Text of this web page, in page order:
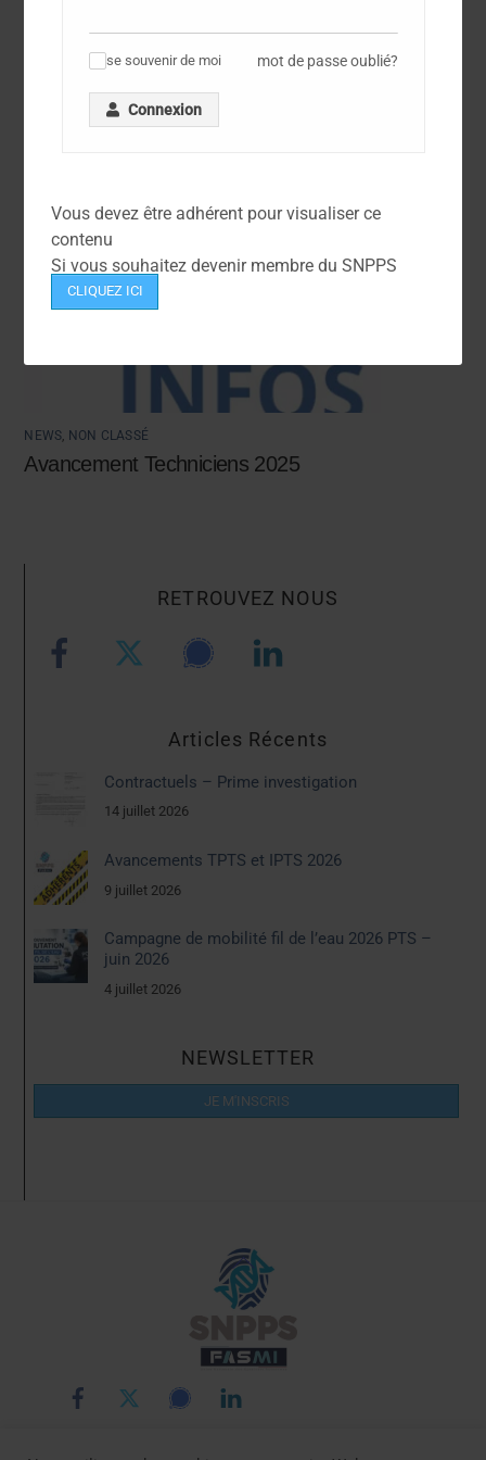
se souvenir de moi mot de passe oublié?
Connexion
Vous devez être adhérent pour visualiser ce
contenu
Si vous souhaitez devenir membre du SNPPS
CLIQUEZ ICI
NEWS, NON CLASSÉ
Avancement Techniciens 2025
RETROUVEZ NOUS
Articles Récents
Contractuels – Prime investigation
14 juillet 2026
Avancements TPTS et IPTS 2026
9 juillet 2026
Campagne de mobilité fil de l’eau 2026 PTS –
juin 2026
4 juillet 2026
NEWSLETTER
JE M'INSCRIS
Back
To
Top